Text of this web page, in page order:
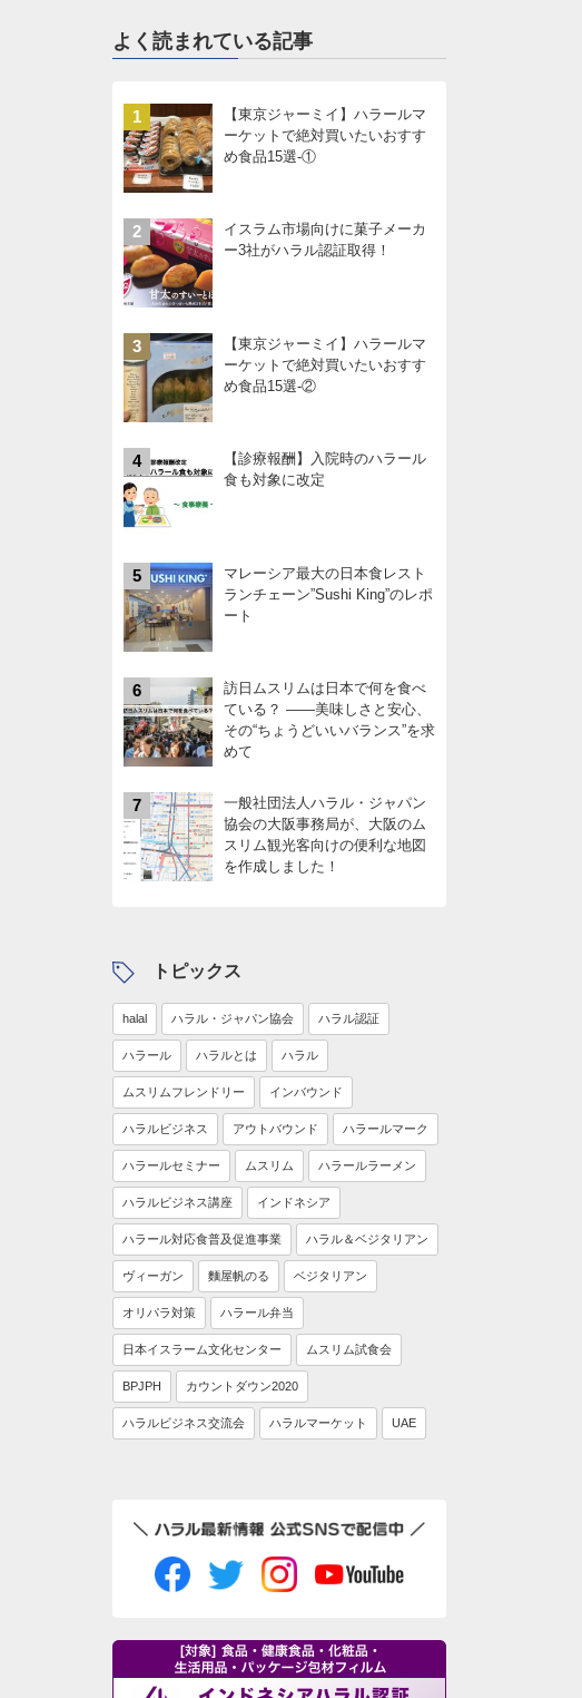
よく読まれている記事
1
【東京ジャーミイ】ハラールマ
ーケットで絶対買いたいおすす
め食品15選-①
2
イスラム市場向けに菓子メーカ
ー3社がハラル認証取得！
3
【東京ジャーミイ】ハラールマ
ーケットで絶対買いたいおすす
め食品15選-②
4
【診療報酬】入院時のハラール
食も対象に改定
5
マレーシア最大の日本食レスト
ランチェーン”Sushi King”のレポ
ート
6
訪日ムスリムは日本で何を食べ
ている？ ――美味しさと安心、
その“ちょうどいいバランス”を求
めて
7
一般社団法人ハラル・ジャパン
協会の大阪事務局が、大阪のム
スリム観光客向けの便利な地図
を作成しました！
トピックス
halal ハラル・ジャパン協会 ハラル認証
ハラール ハラルとは ハラル
ムスリムフレンドリー インバウンド
ハラルビジネス アウトバウンド ハラールマーク
ハラールセミナー ムスリム ハラールラーメン
ハラルビジネス講座 インドネシア
ハラール対応食普及促進事業 ハラル＆ベジタリアン
ヴィーガン 麵屋帆のる ベジタリアン
オリパラ対策 ハラール弁当
日本イスラーム文化センター ムスリム試食会
BPJPH カウントダウン2020
ハラルビジネス交流会 ハラルマーケット UAE